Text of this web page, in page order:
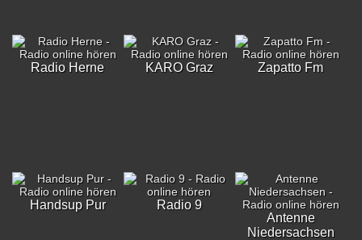
Radio Herne KARO Graz Zapatto Fm
Handsup Pur
Radio 9
Antenne
Niedersachsen